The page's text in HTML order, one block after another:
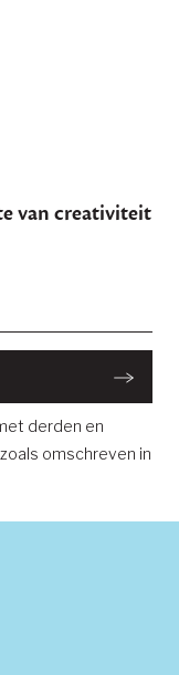
van creativiteit
derden en
omschreven in